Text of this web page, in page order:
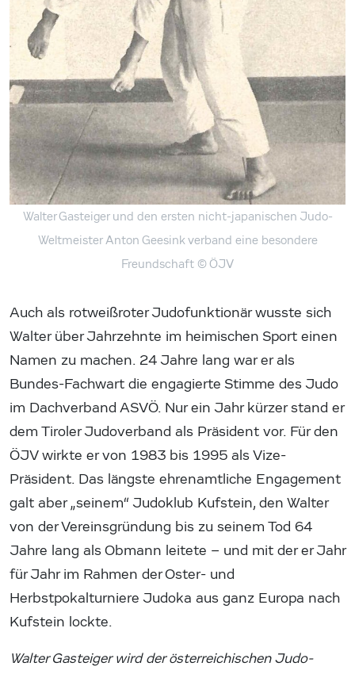
Walter Gasteiger und den ersten nicht-japanischen Judo-
Weltmeister Anton Geesink verband eine besondere
Freundschaft © ÖJV
Auch als rotweißroter Judofunktionär wusste sich
Walter über Jahrzehnte im heimischen Sport einen
Namen zu machen. 24 Jahre lang war er als
Bundes-Fachwart die engagierte Stimme des Judo
im Dachverband ASVÖ. Nur ein Jahr kürzer stand er
dem Tiroler Judoverband als Präsident vor. Für den
ÖJV wirkte er von 1983 bis 1995 als Vize-
Präsident. Das längste ehrenamtliche Engagement
galt aber „seinem“ Judoklub Kufstein, den Walter
von der Vereinsgründung bis zu seinem Tod 64
Jahre lang als Obmann leitete – und mit der er Jahr
für Jahr im Rahmen der Oster- und
Herbstpokalturniere Judoka aus ganz Europa nach
Kufstein lockte.
Walter Gasteiger wird der österreichischen Judo-